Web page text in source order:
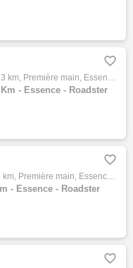

Hornet, 09/2023, 3513 km, Première main, Essence, 750cm³, Couleur jaune, 5790 € Equipements : Occasion Etat neuf 1er main Entièrement d'ori…
- Essence - Roadster

Hornet, 01/2026, 728 km, Première main, Essence, 750cm³, Couleur blanc, 6990 € Equipements : HONDA CB 750 HORNET A2 MODELE 2025 IMMATRICULA…
- Essence - Roadster
